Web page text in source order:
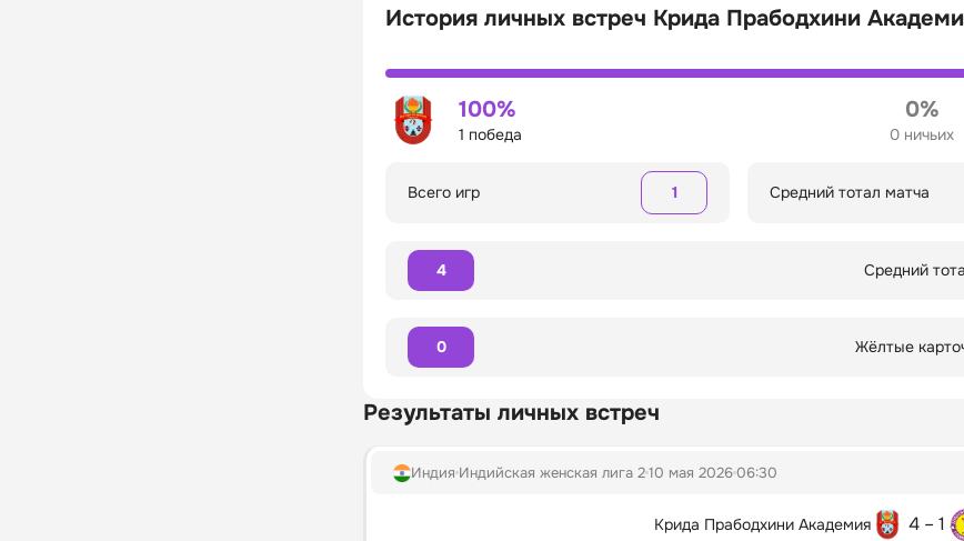
История личных встреч Крида Прабодхини
100%
1 победа
0%
0 ничьих
Всего игр 1 Средний тотал матча
4 Средний
0 Жёлтые
Результаты личных встреч
Индия Индийская женская лига 210 мая 202606:30
Крида Прабодхини Академия 4 – 1